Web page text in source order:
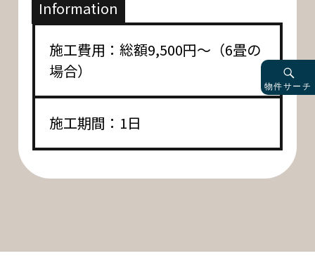
Information
施工費用：総額9,500円～（6畳の
場合）
施工期間：1日
物件サーチ